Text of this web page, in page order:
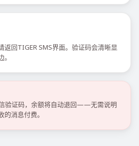
返回TIGER SMS界面。验证码会清晰显
验证码，余额将自动退回——无需说明
消息付费。